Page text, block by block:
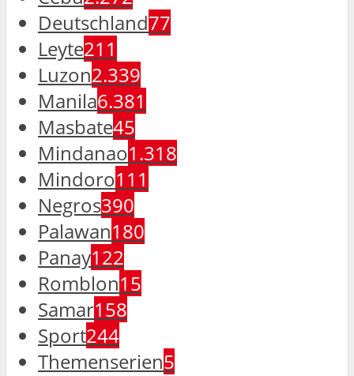
Deutschland77
Leyte211
Luzon2.339
Manila6.381
Masbate45
Mindanao1.318
Mindoro111
Negros390
Palawan180
Panay122
Romblon15
Samar158
Sport244
Themenserien5